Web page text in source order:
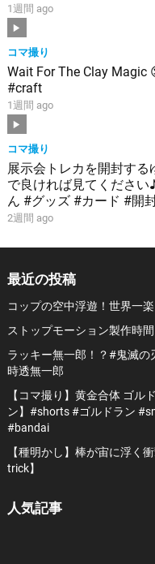
1週間 ago
コマ撮り
Wait For The Clay
#craft
1週間 ago
コマ撮り
展示会トレカを開封す
で良ければ見てくださ
ん #グッズ #カード #開
2週間 ago
最近の投稿
コップの空中浮遊！世界一
ストップモーション製作時間
ラッキー無一郎！？#鬼滅
時透無一郎
【コマ撮り】黄金合体 ゴル
ン】#shorts #ゴルドラン
#bandai
【種明かし】棒が宙に浮く
trick】
人気記事